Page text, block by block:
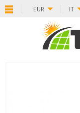
EUR IT